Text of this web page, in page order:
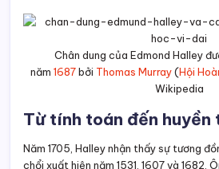
Chân dung của Edmond Halley
năm 1687bởi Thomas Murray(Hội
Wikipedia
Từ tính toán đến huyền
Năm 1705, Halley nhận thấy sự tương
chổi xuất hiện năm 1531, 1607 và 1682.